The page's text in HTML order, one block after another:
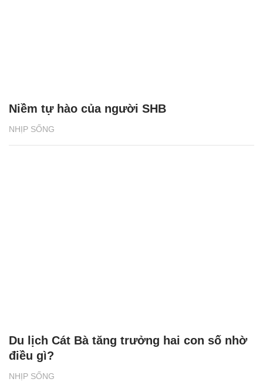
NHỊP SỐNG
Niềm tự hào của người SHB
NHỊP SỐNG
Du lịch Cát Bà tăng trưởng hai con số nhờ
điều gì?